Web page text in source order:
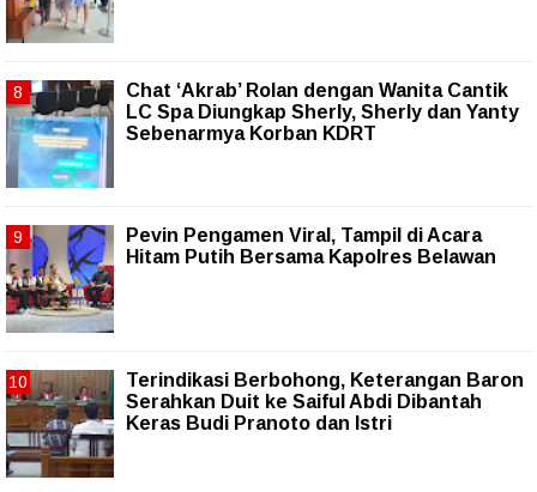
Chat ‘Akrab’ Rolan dengan Wanita Cantik
LC Spa Diungkap Sherly, Sherly dan Yanty
Sebenarmya Korban KDRT
Pevin Pengamen Viral, Tampil di Acara
Hitam Putih Bersama Kapolres Belawan
Terindikasi Berbohong, Keterangan Baron
Serahkan Duit ke Saiful Abdi Dibantah
Keras Budi Pranoto dan Istri